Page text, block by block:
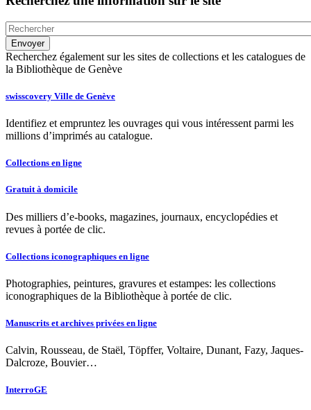
Recherchez également sur les sites de collections et les catalogues de
la Bibliothèque de Genève
swisscovery Ville de Genève
Identifiez et empruntez les ouvrages qui vous intéressent parmi les
millions d’imprimés au catalogue.
Collections en ligne
Gratuit à domicile
Des milliers d’e-books, magazines, journaux, encyclopédies et
revues à portée de clic.
Collections iconographiques en ligne
Photographies, peintures, gravures et estampes: les collections
iconographiques de la Bibliothèque à portée de clic.
Manuscrits et archives privées en ligne
Calvin, Rousseau, de Staël, Töpffer, Voltaire, Dunant, Fazy, Jaques-
Dalcroze, Bouvier…
InterroGE